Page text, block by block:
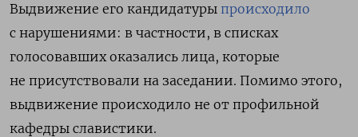
Выдвижение его кандидатуры происходило
с нарушениями: в частности, в списках
голосовавших оказались лица, которые
не присутствовали на заседании. Помимо этого,
выдвижение происходило не от профильной
кафедры славистики.